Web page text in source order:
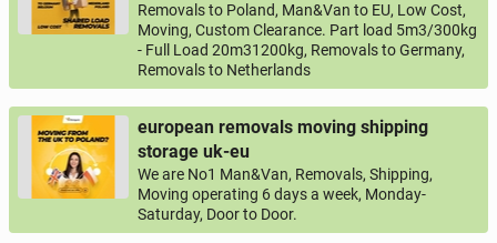
Removals to Poland, Man&Van to EU, Low Cost,
Moving, Custom Clearance. Part load 5m3/300kg
- Full Load 20m31200kg, Removals to Germany,
Removals to Netherlands
european removals moving shipping
storage uk-eu
We are No1 Man&Van, Removals, Shipping,
Moving operating 6 days a week, Monday-
Saturday, Door to Door.